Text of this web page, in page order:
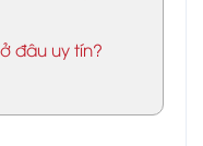
đâu uy tín?